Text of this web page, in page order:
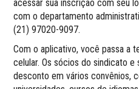
acessar sua inscrição com seu
com o departamento
(21) 97020-9097.
Com o aplicativo, você passa a
celular. Os sócios do sindicato
desconto em vários convênios,